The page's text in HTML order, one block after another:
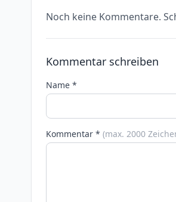
Noch keine Kommentare.
Kommentar schreiben
Name *
Kommentar * (max. 2000